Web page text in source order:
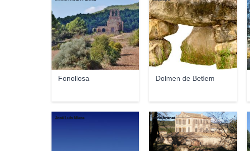
Fonollosa Dolmen de Betlem‎
José Luis Mieza enric brunet